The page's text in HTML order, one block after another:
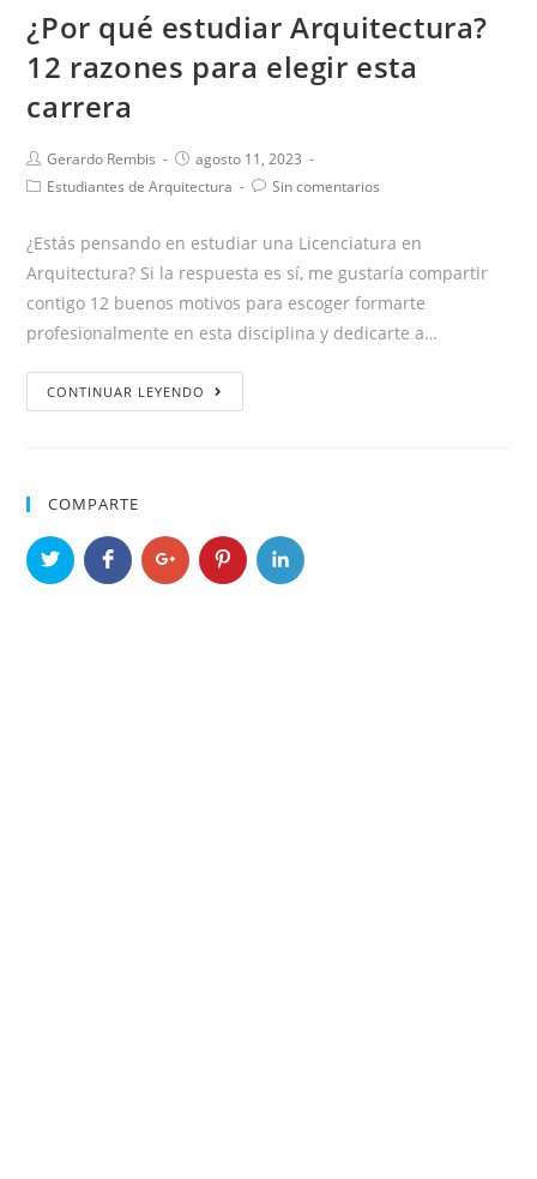
¿Por qué estudiar Arquitectura?
12 razones para elegir esta
carrera
Gerardo Rembis
agosto 11, 2023
Estudiantes de Arquitectura
Sin comentarios
¿Estás pensando en estudiar una Licenciatura en
Arquitectura? Si la respuesta es sí, me gustaría compartir
contigo 12 buenos motivos para escoger formarte
profesionalmente en esta disciplina y dedicarte a…
CONTINUAR LEYENDO
COMPARTE